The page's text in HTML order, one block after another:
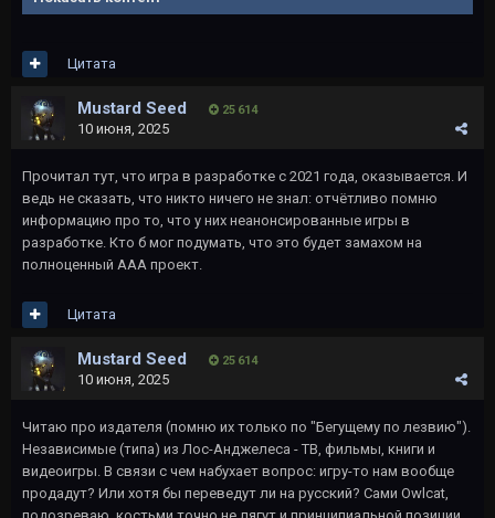
Цитата
Mustard Seed 25 614
10 июня, 2025
Прочитал тут, что игра в разработке с 2021 года, оказывается. И
ведь не сказать, что никто ничего не знал: отчётливо помню
информацию про то, что у них неанонсированные игры в
разработке. Кто б мог подумать, что это будет замахом на
полноценный ААА проект.
Цитата
Mustard Seed 25 614
10 июня, 2025
Читаю про издателя (помню их только по "Бегущему по лезвию").
Независимые (типа) из Лос-Анджелеса - ТВ, фильмы, книги и
видеоигры. В связи с чем набухает вопрос: игру-то нам вообще
продадут? Или хотя бы переведут ли на русский? Сами Owlcat,